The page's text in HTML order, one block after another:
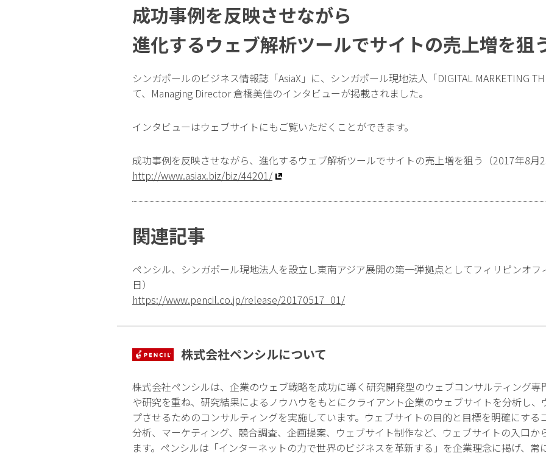
成功事例を反映させながら
進化するウェブ解析ツールでサイトの売上増を狙
シンガポールのビジネス情報誌「AsiaX」に、シンガポール現地法人「DIGITAL MARKETING
て、Managing Director 倉橋美佳のインタビューが掲載されました。
インタビューはウェブサイトにもご覧いただくことができます。
成功事例を反映させながら、進化するウェブ解析ツールでサイトの売上増を狙う（2017年8月
http://www.asiax.biz/biz/44201/
関連記事
ペンシル、シンガポール現地法人を設立し東南アジア展開の第一弾拠点としてフィリピンオ
日）
https://www.pencil.co.jp/release/20170517_01/
株式会社ペンシルについて
株式会社ペンシルは、企業のウェブ戦略を成功に導く研究開発型のウェブコンサルティング
や研究を重ね、研究結果によるノウハウをもとにクライアント企業のウェブサイトを分析し
プさせるためのコンサルティングを実施しています。ウェブサイトの目的と目標を明確にす
分析、マーケティング、競合調査、企画提案、ウェブサイト制作など、ウェブサイトの入口
ます。ペンシルは「インターネットの力で世界のビジネスを革新する」を企業理念に掲げ、